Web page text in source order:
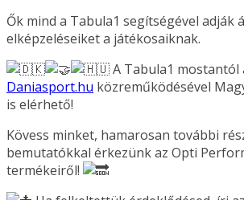
Ők mind a Tabula1 segítségével adják
elképzeléseiket a játékosaiknak.
A Tabula1 mostantól
Daniasport.hu közreműködésével
is elérhető!
Kövess minket, hamarosan további
bemutatókkal érkezünk az Opti
termékeiről!